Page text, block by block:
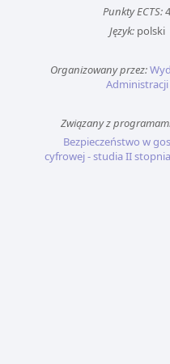
Punkty ECTS:4
Język:polski
Organizowany przez:
Administracji
Związany z
Bezpieczeństwo w
cyfrowej - studia II